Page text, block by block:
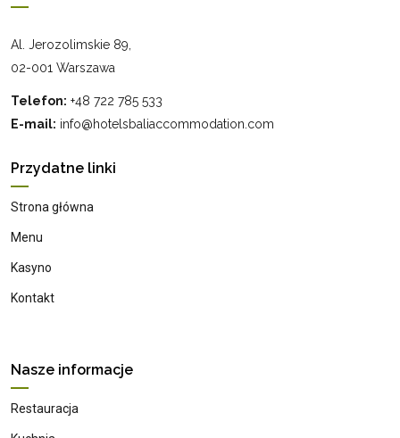
Al. Jerozolimskie 89,
02-001 Warszawa
Telefon: +48 722 785 533
E-mail: info@hotelsbaliaccommodation.com
Przydatne linki
Strona główna
Menu
Kasyno
Kontakt
Nasze informacje
Restauracja